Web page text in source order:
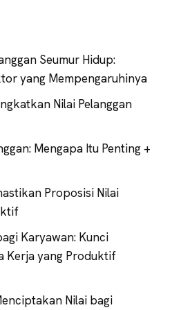
Seumur Hidup:
yang Mempengaruhinya
Nilai Pelanggan
Mengapa Itu Penting +
Proposisi Nilai
Karyawan: Kunci
Kerja yang Produktif
Nilai bagi